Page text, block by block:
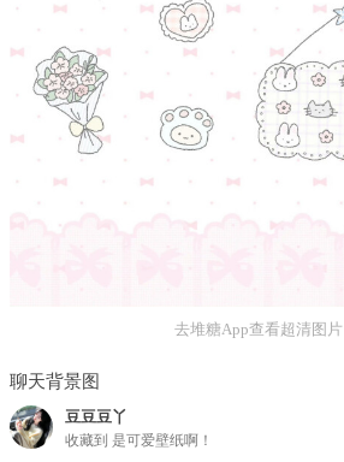
去堆糖App查看超清图片
聊天背景图
豆豆豆丫
收藏到 是可爱壁纸啊！